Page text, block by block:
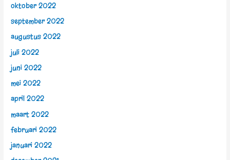
oktober 2022
september 2022
augustus 2022
juli 2022
juni 2022
mei 2022
april 2022
maart 2022
februari 2022
januari 2022